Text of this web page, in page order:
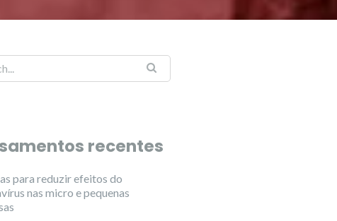
recentes
para reduzir efeitos do
nas micro e pequenas